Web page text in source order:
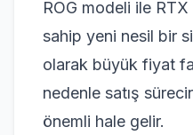
ROG modeli ile
sahip yeni nesil bir
olarak büyük fiyat
nedenle satış
önemli hale gelir.